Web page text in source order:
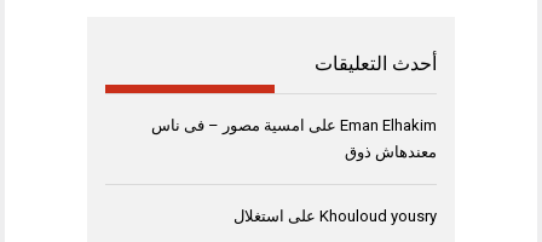
أحدث التعليقات
Eman Elhakim على امسية مصور – فى ناس
معندهاش ذوق
Khouloud yousry على استغلال